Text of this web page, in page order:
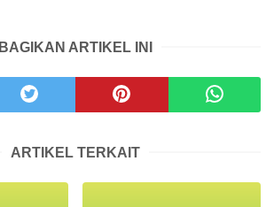
BAGIKAN ARTIKEL INI
ARTIKEL TERKAIT